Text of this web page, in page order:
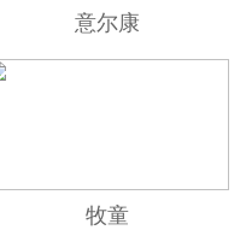
意尔康
牧童